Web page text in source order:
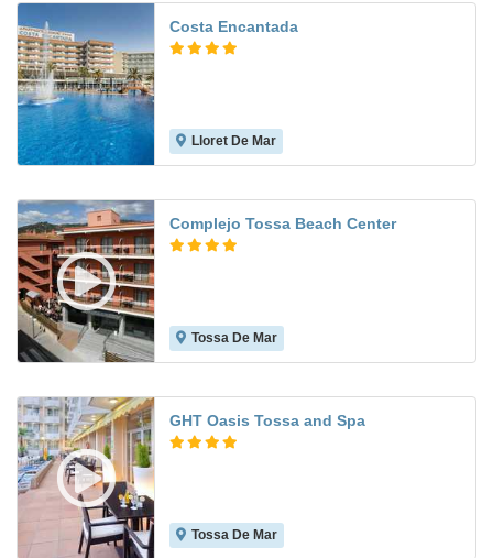
Costa Encantada
Lloret De Mar
Complejo Tossa Beach Center
Tossa De Mar
GHT Oasis Tossa and Spa
Tossa De Mar